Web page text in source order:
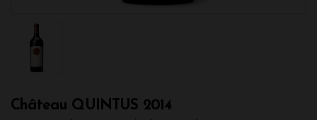
Château QUINTUS 2014